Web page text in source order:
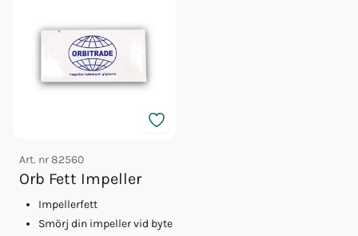
Art. nr82560
Orb Fett Impeller
Impellerfett
Smörj din impeller vid byte